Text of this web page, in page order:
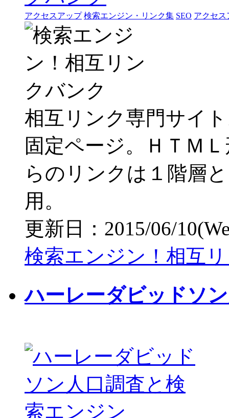
アクセスアップ 検索エンジン・リンク集 SEO アクセス
相互リンク専門サイ
固定ページ。ＨＴＭ
らのリンクは１階層
用。
更新日：2015/06/
検索エンジン！相互
ハーレーダビッドソ